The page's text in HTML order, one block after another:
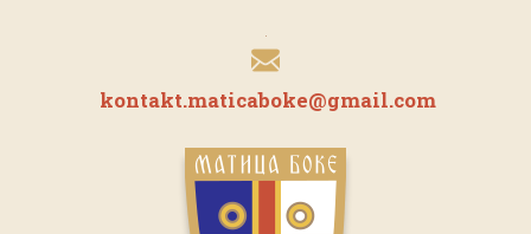
kontakt.maticaboke@gmail.com